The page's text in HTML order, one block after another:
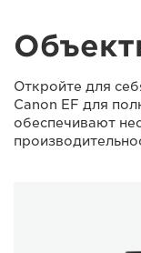
Откройте для
Canon EF для
обеспечивают